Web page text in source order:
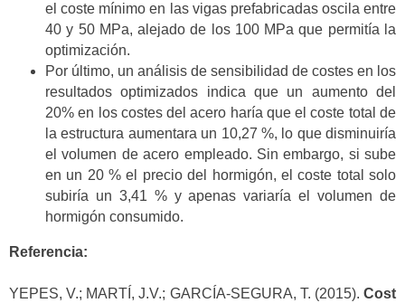
el coste mínimo en las vigas prefabricadas oscila entre
40 y 50 MPa, alejado de los 100 MPa que permitía la
optimización.
Por último, un análisis de sensibilidad de costes en los
resultados optimizados indica que un aumento del
20% en los costes del acero haría que el coste total de
la estructura aumentara un 10,27 %, lo que disminuiría
el volumen de acero empleado. Sin embargo, si sube
en un 20 % el precio del hormigón, el coste total solo
subiría un 3,41 % y apenas variaría el volumen de
hormigón consumido.
Referencia:
YEPES, V.; MARTÍ, J.V.; GARCÍA-SEGURA, T. (2015). Cost